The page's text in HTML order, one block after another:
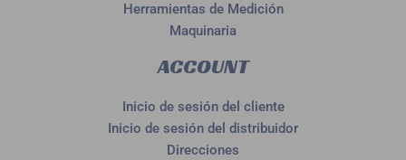
Herramientas de Medición
Maquinaria
ACCOUNT
Inicio de sesión del cliente
Inicio de sesión del distribuidor
Direcciones